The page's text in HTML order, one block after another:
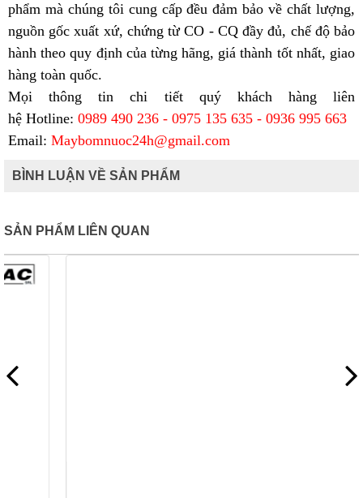
phẩm mà chúng tôi cung cấp đều đảm bảo về chất lượng,
nguồn gốc xuất xứ, chứng từ CO - CQ đầy đủ, chế độ bảo
hành theo quy định của từng hãng, giá thành tốt nhất, giao
hàng toàn quốc.
Mọi thông tin chi tiết quý khách hàng liên
hệ Hotline: 0989 490 236 - 0975 135 635 - 0936 995 663
Email: Maybomnuoc24h@gmail.com
BÌNH LUẬN VỀ SẢN PHẨM
SẢN PHẨM LIÊN QUAN